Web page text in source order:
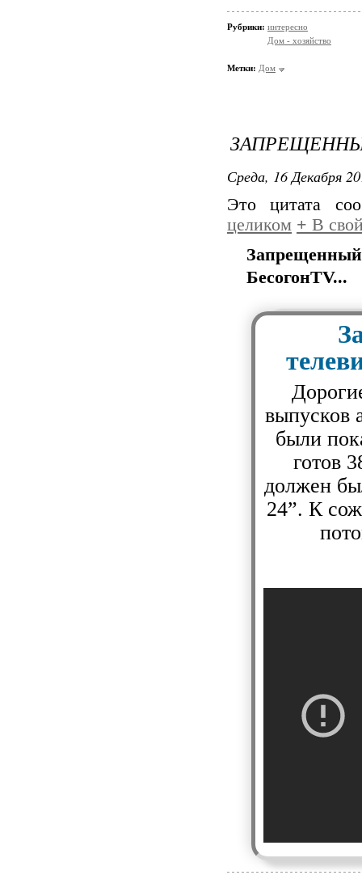
Рубрики: интересно
Дом - хозяйство
Метки: Дом
Среда, 16 Декабря
Это цитата
целиком + В
БесогонTV...
выпусков
были
готов
должен
24”. К